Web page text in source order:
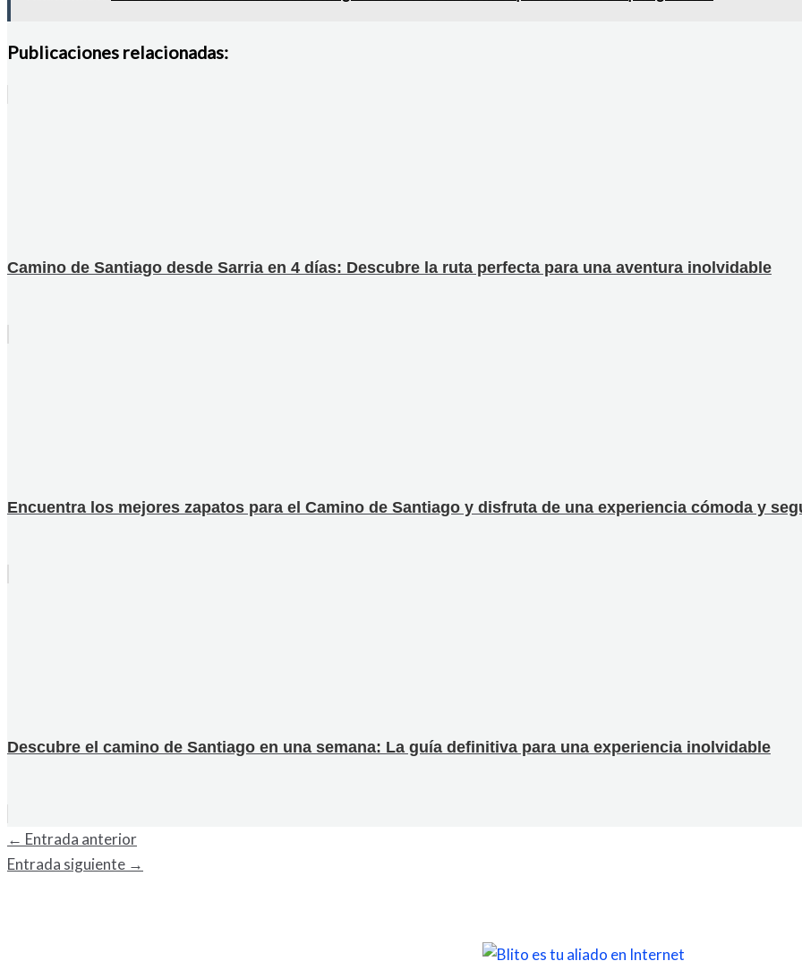
Publicaciones relacionadas:
Camino de Santiago desde Sarria en 4 días: Descubre la ruta perfecta para una aventura inolvidable
Encuentra los mejores zapatos para el Camino de Santiago y disfruta de una experiencia cómoda y
Descubre el camino de Santiago en una semana: La guía definitiva para una experiencia inolvidable
← Entrada anterior
Entrada siguiente →